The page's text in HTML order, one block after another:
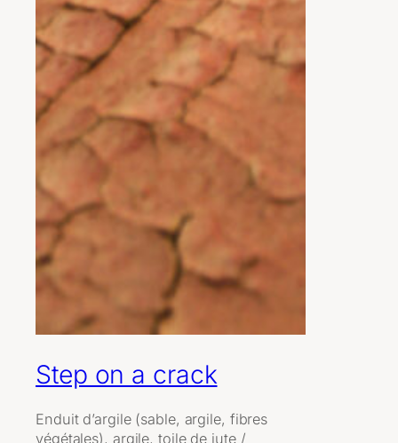
Step on a crack
Enduit d’argile (sable, argile, fibres
végétales), argile, toile de jute /